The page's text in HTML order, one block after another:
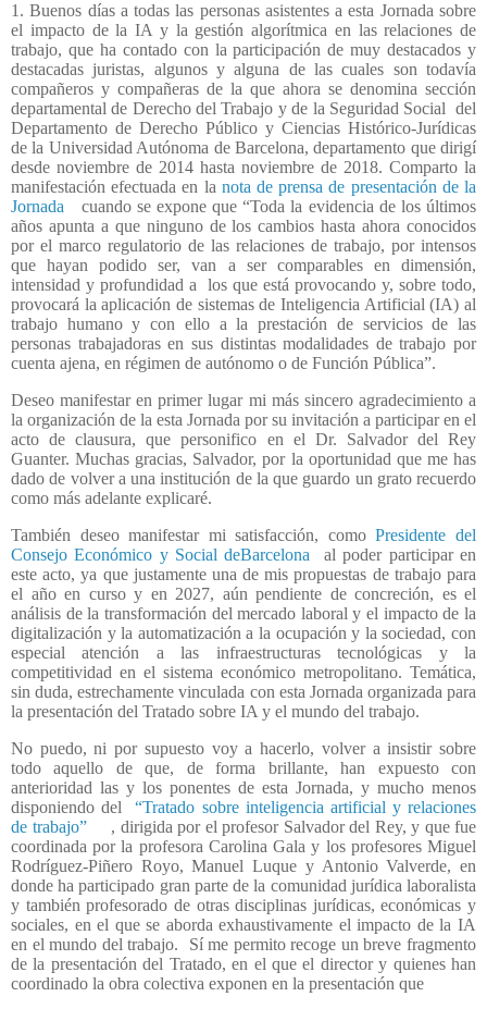
1. Buenos días a todas las personas asistentes a esta Jornada sobre
el impacto de la IA y la gestión algorítmica en las relaciones de
trabajo, que ha contado con la participación de muy destacados y
destacadas juristas, algunos y alguna de las cuales son todavía
compañeros y compañeras de la que ahora se denomina sección
departamental de Derecho del Trabajo y de la Seguridad Social del
Departamento de Derecho Público y Ciencias Histórico-Jurídicas
de la Universidad Autónoma de Barcelona, departamento que dirigí
desde noviembre de 2014 hasta noviembre de 2018. Comparto la
manifestación efectuada en la nota de prensa de presentación de la
Jornada
cuando se expone que “Toda la evidencia de los últimos
años apunta a que ninguno de los cambios hasta ahora conocidos
por el marco regulatorio de las relaciones de trabajo, por intensos
que hayan podido ser, van a ser comparables en dimensión,
intensidad y profundidad a los que está provocando y, sobre todo,
provocará la aplicación de sistemas de Inteligencia Artificial (IA) al
trabajo humano y con ello a la prestación de servicios de las
personas trabajadoras en sus distintas modalidades de trabajo por
cuenta ajena, en régimen de autónomo o de Función Pública”.
Deseo manifestar en primer lugar mi más sincero agradecimiento a
la organización de la esta Jornada por su invitación a participar en el
acto de clausura, que personifico en el Dr. Salvador del Rey
Guanter. Muchas gracias, Salvador, por la oportunidad que me has
dado de volver a una institución de la que guardo un grato recuerdo
como más adelante explicaré.
También deseo manifestar mi satisfacción, comoPresidente del
Consejo Económico y Social deBarcelona
al poder participar en
este acto, ya que justamente una de mis propuestas de trabajo para
el año en curso y en 2027, aún pendiente de concreción, es el
análisis de la transformación del mercado laboral y el impacto de la
digitalización y la automatización a la ocupación y la sociedad, con
especial atención a las infraestructuras tecnológicas y la
competitividad en el sistema económico metropolitano. Temática,
sin duda, estrechamente vinculada con esta Jornada organizada para
la presentación del Tratado sobre IA y el mundo del trabajo.
No puedo, ni por supuesto voy a hacerlo, volver a insistir sobre
todo aquello de que, de forma brillante, han expuesto con
anterioridad las y los ponentes de esta Jornada, y mucho menos
disponiendo del
“Tratado sobre inteligencia artificial y relaciones
de trabajo”
, dirigida por el profesor Salvador del Rey, y que fue
coordinada por la profesora Carolina Gala y los profesores Miguel
Rodríguez-Piñero Royo, Manuel Luque y Antonio Valverde, en
donde ha participado gran parte de la comunidad jurídica laboralista
y también profesorado de otras disciplinas jurídicas, económicas y
sociales, en el que se aborda exhaustivamente el impacto de la IA
en el mundo del trabajo.
Sí me permito recoge un breve fragmento
de la presentación del Tratado, en el que el director y quienes han
coordinado la obra colectiva exponen en la presentación que